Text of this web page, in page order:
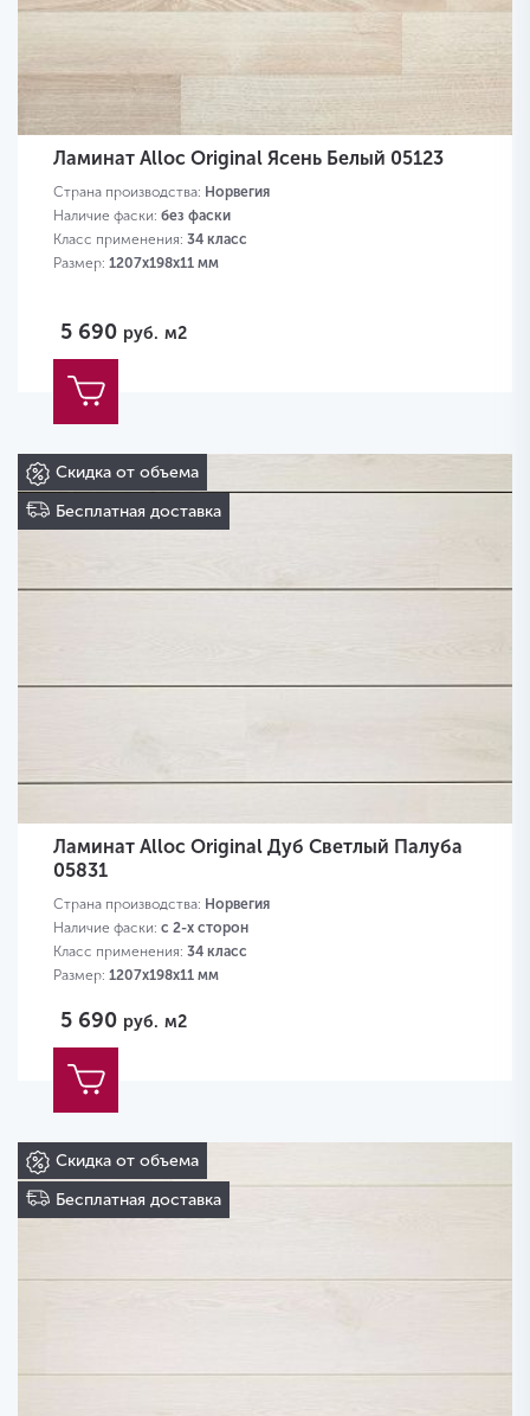
Ламинат Alloc Original Ясень Белый 05123
Страна производства: Норвегия
Наличие фаски: без фаски
Класс применения: 34 класс
Размер: 1207х198х11 мм
5 690 руб. м2
Скидка от объема
Бесплатная доставка
Ламинат Alloc Original Дуб Светлый Палуба
05831
Страна производства: Норвегия
Наличие фаски: с 2-х сторон
Класс применения: 34 класс
Размер: 1207х198х11 мм
5 690 руб. м2
Скидка от объема
Бесплатная доставка